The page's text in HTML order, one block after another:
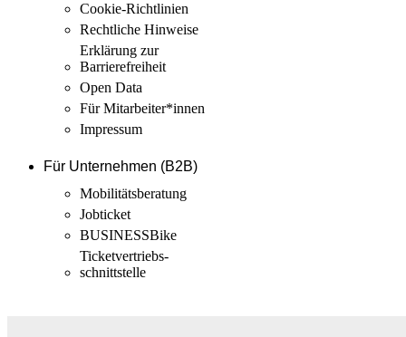
Cookie-Richtlinien
Rechtliche Hinweise
Erklärung zur
Barrierefreiheit
Open Data
Für Mitarbeiter­*innen
Impressum
Für Unternehmen (B2B)
Mobilitäts­beratung
Jobticket
BUSINESSBike
Ticketvertriebs­
schnittstelle